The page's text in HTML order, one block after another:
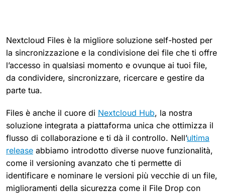
Nextcloud Files è la migliore soluzione self-hosted per
la sincronizzazione e la condivisione dei file che ti offre
l’accesso in qualsiasi momento e ovunque ai tuoi file,
da condividere, sincronizzare, ricercare e gestire da
parte tua.
Files è anche il cuore di Nextcloud Hub, la nostra
soluzione integrata a piattaforma unica che ottimizza il
flusso di collaborazione e ti dà il controllo. Nell’ultima
release abbiamo introdotto diverse nuove funzionalità,
come il versioning avanzato che ti permette di
identificare e nominare le versioni più vecchie di un file,
miglioramenti della sicurezza come il File Drop con